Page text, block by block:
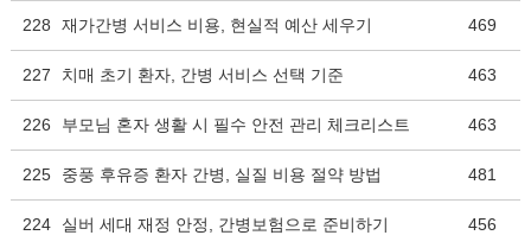
228 재가간병 서비스 비용, 현실적 예산 세우기 469
227 치매 초기 환자, 간병 서비스 선택 기준 463
226 부모님 혼자 생활 시 필수 안전 관리 체크리스트 463
225 중풍 후유증 환자 간병, 실질 비용 절약 방법 481
224 실버 세대 재정 안정, 간병보험으로 준비하기 456